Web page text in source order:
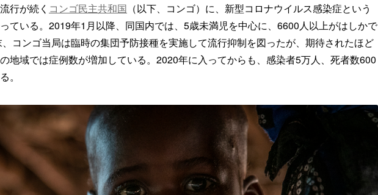
流行が続く コンゴ民主共和国 （以下、コンゴ）に、新型コロナウイルス感染症という
ている。2019年1月以降、同国内では、5歳未満児を中心に、6600人以上がはしかで
コンゴ当局は臨時の集団予防接種を実施して流行抑制を図ったが、期待されたほど
地域では症例数が増加している。2020年に入ってからも、感染者5万人、死者数600
。